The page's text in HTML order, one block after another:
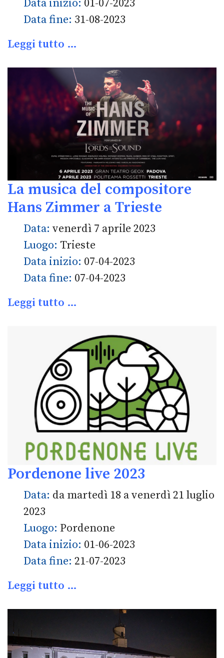
Data inizio: 01-07-2023
Data fine: 31-08-2023
Leggi tutto …
La musica del compositore
Hans Zimmer a Trieste
Data: venerdì 7 aprile 2023
Luogo: Trieste
Data inizio: 07-04-2023
Data fine: 07-04-2023
Leggi tutto …
Pordenone live 2023
Data: da martedì 18 a venerdì 21 luglio
2023
Luogo: Pordenone
Data inizio: 01-06-2023
Data fine: 21-07-2023
Leggi tutto …